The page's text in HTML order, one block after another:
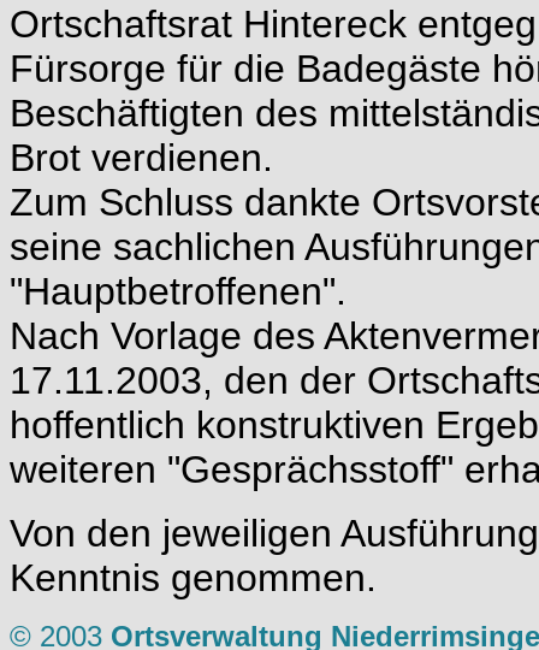
Ortschaftsrat Hintereck
Fürsorge für die Badegäste
Beschäftigten des
Brot verdienen.
Zum Schluss dankte
seine sachlichen
"Hauptbetroffenen".
Nach Vorlage des
17.11.2003, den der
hoffentlich konstruktiven
weiteren "Gesprächsstoff"
Von den jeweiligen
Kenntnis genommen.
© 2003 Ortsverwaltung